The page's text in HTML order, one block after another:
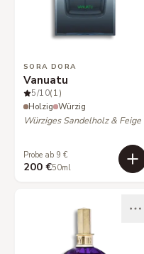
SORA DORA
Vanuatu
5/10(1)
Holzig Würzig
Würziges Sandelholz & Feige
Probe ab 9 €
200 €50ml